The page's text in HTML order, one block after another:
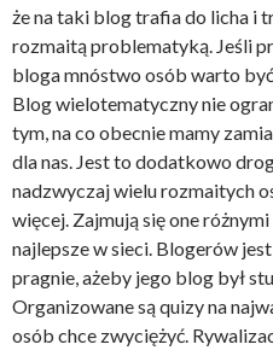
że na taki blog trafia do licha i
rozmaitą problematyką. Jeśli
bloga mnóstwo osób warto
Blog wielotematyczny nie
tym, na co obecnie mamy
dla nas. Jest to dodatkowo
nadzwyczaj wielu rozmaitych
więcej. Zajmują się one
najlepsze w sieci. Blogerów
pragnie, ażeby jego blog był
Organizowane są quizy na
osób chce zwyciężyć.